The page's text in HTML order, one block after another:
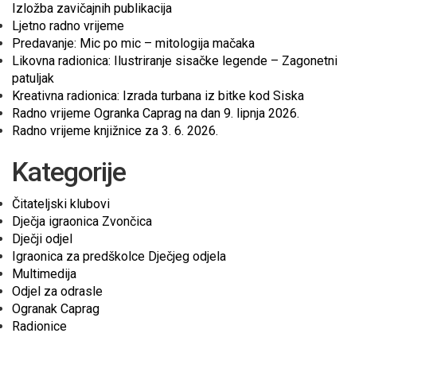
Izložba zavičajnih publikacija
Ljetno radno vrijeme
Predavanje: Mic po mic – mitologija mačaka
Likovna radionica: Ilustriranje sisačke legende – Zagonetni
patuljak
Kreativna radionica: Izrada turbana iz bitke kod Siska
Radno vrijeme Ogranka Caprag na dan 9. lipnja 2026.
Radno vrijeme knjižnice za 3. 6. 2026.
Kategorije
Čitateljski klubovi
Dječja igraonica Zvončica
Dječji odjel
Igraonica za predškolce Dječjeg odjela
Multimedija
Odjel za odrasle
Ogranak Caprag
Radionice